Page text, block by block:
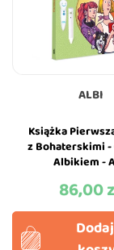
ALBI
Książka
z Bohaterskimi -
Albikiem -
Cena
86,00